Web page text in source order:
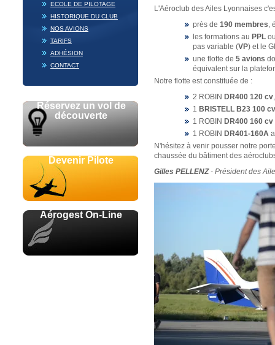
ECOLE DE PILOTAGE
HISTORIQUE DU CLUB
NOS AVIONS
TARIFS
ADHÉSION
CONTACT
Réservez un vol de
découverte
Devenir Pilote
Aérogest On-Line
L'Aéroclub des Ailes Lyonnaises
près de 190 membres,
les formations au PPL
pas variable (VP) et le
une flotte de 5 avions
équivalent sur la
Notre flotte est constituée de :
2 ROBIN DR400 120 cv
1 BRISTELL B23 100 cv
1 ROBIN DR400 160 cv
1 ROBIN DR401-160A
N'hésitez à venir pousser notre
chaussée du bâtiment des
Gilles PELLENZ- Président des